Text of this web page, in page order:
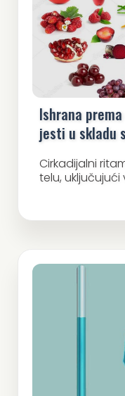
Ishrana
jesti u skladu
Cirkadijalni
telu, uključujući